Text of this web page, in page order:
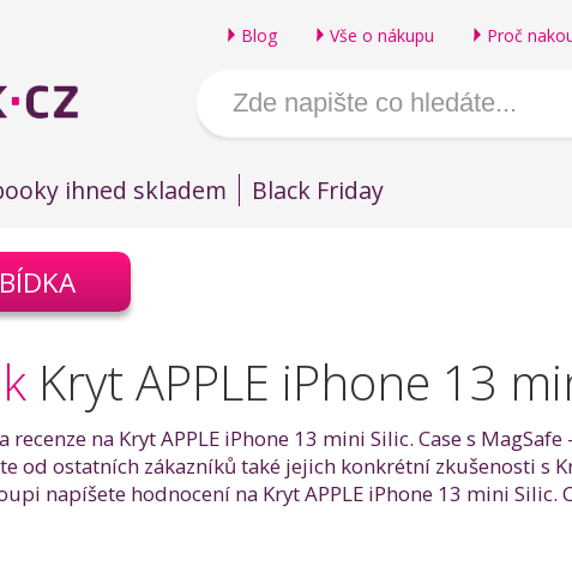
Blog Vše o nákupu Proč
ihned skladem Black Friday
Kryt APPLE iPhone 13
recenze na Kryt APPLE iPhone 13 mini Silic. Case s
od ostatních zákazníků také jejich konkrétní zkušenosti s
napíšete hodnocení na Kryt APPLE iPhone 13 mini Silic.